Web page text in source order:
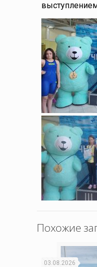
Похожие
03.08.2026